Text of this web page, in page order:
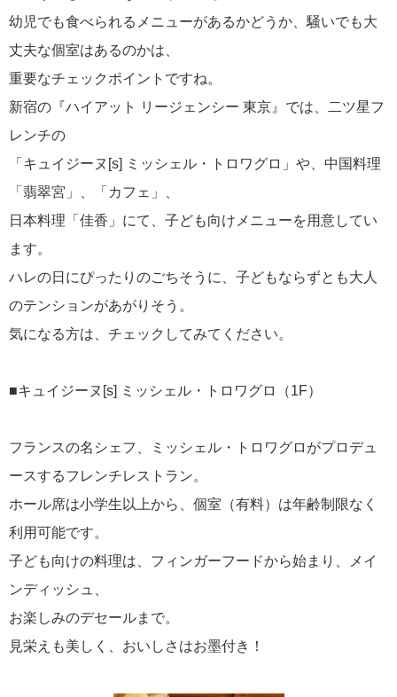
幼児でも食べられるメニューがあるかどうか、騒いでも大
丈夫な個室はあるのかは、
重要なチェックポイントですね。
新宿の『ハイアット リージェンシー 東京』では、二ツ星フ
レンチの
「キュイジーヌ[s] ミッシェル・トロワグロ」や、中国料理
「翡翠宮」、「カフェ」、
日本料理「佳香」にて、子ども向けメニューを用意してい
ます。
ハレの日にぴったりのごちそうに、子どもならずとも大人
のテンションがあがりそう。
気になる方は、チェックしてみてください。
■キュイジーヌ[s] ミッシェル・トロワグロ（1F）
フランスの名シェフ、ミッシェル・トロワグロがプロデュ
ースするフレンチレストラン。
ホール席は小学生以上から、個室（有料）は年齢制限なく
利用可能です。
子ども向けの料理は、フィンガーフードから始まり、メイ
ンディッシュ、
お楽しみのデセールまで。
見栄えも美しく、おいしさはお墨付き！